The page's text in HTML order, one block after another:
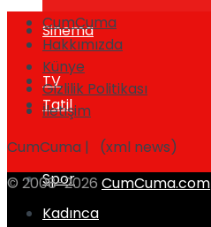
TV
Kadınca
Sinema
Tatil
Spor
CumCuma
Hakkımızda
Künye
Gizlilik Politikası
İletişim
CumCuma | (xml news)
© 2008-2026 CumCuma.com